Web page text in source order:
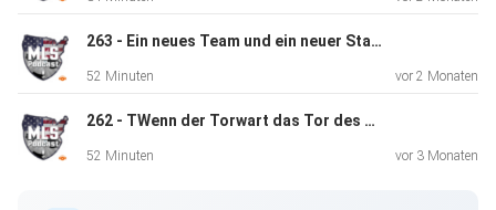
Du möchtest deinen Podcast auch kostenlos hosten und
verdienen?
Dann schaue auf www.kostenlos-hosten.de und informiere
263 - Ein neues Team und ein neuer Starspieler für die MLS?
52 Minuten vor 2 Monaten
262 - TWenn der Torwart das Tor des Jahres macht
52 Minuten vor 3 Monaten